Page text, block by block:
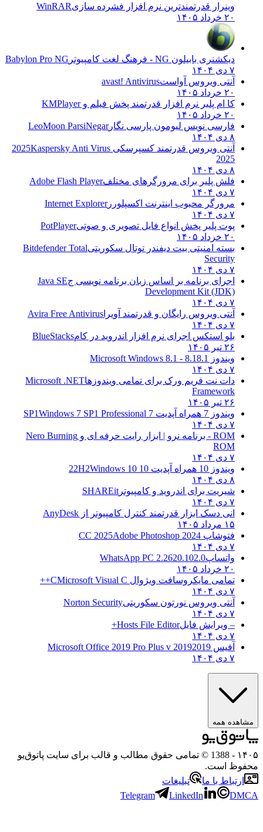
وینرار قدرتمندترین نرم افزار فشرده سازیWinRAR
۲۰ خرداد ۱۴۰۵
دیکشنری بابیلون NG - فرهنگ لغت کامپیوتر
Babylon Pro NG
۷ دی ۱۴۰۴
آنتی ویروس آواستavast! Antivirus
۲۰ خرداد ۱۴۰۵
کا ام پلیر نرم افزار قدرتمند پخش فیلم وKMPlayer
۲۰ خرداد ۱۴۰۵
فارسی نویس لیومون پارسی نگارLeoMoon ParsiNegar
۸ دی ۱۴۰۴
آنتی ویروس قدرتمند کسپرسکی 2025 Kaspersky Anti Virus
2025
۸ دی ۱۴۰۴
فلش پلیر برای مرورگرهای مختلفAdobe Flash Player
۷ دی ۱۴۰۴
مرورگر محبوب اینترنت اکسپلوررInternet Explorer
۷ دی ۱۴۰۴
پوت پلیر پخش انواع فایل تصویری و صوتیPotPlayer
۲۰ خرداد ۱۴۰۵
بسته امنیتی بیت دیفندر توتال سکوریتیBitdefender Total
Security
۷ دی ۱۴۰۴
اجرای برنامه بر اساس زبان برنامه نویسی جJava SE
Development Kit (JDK)
۷ دی ۱۴۰۴
آنتی ویروس رایگان و قدرتمند آویرا Avira Free Antivirus
۷ دی ۱۴۰۴
بلو استکس اجرای نرم افزار اندروید در کامBlueStacks
۲۶ تیر ۱۴۰۵
ویندوز 8.1
8.1 - Microsoft Windows 8.1
۷ دی ۱۴۰۴
دات نت فریم ورک برای تمامی ویندوزهاMicrosoft .NET
Framework
۲۶ تیر ۱۴۰۵
ویندوز 7 همراه آپدیت 7 SP1
Windows 7 SP1 Professional
۷ دی ۱۴۰۴
ROM - برنامه نرو | ابزار رایت حرفه ای و
Nero Burning
ROM
۷ دی ۱۴۰۴
ویندوز 10 همراه آپدیت 10 22H2
Windows 10
۸ دی ۱۴۰۴
شیریت برای اندروید و کامپیوتر SHAREit
۷ دی ۱۴۰۴
انی دسک ابزار قدرتمند کنترل کامپیوتر از AnyDesk
۱۵ مرداد ۱۴۰۵
فتوشاپ CC 2025 Adobe Photoshop 2024
۷ دی ۱۴۰۴
واتساپWhatsApp PC 2.2620.102.0
۲۰ خرداد ۱۴۰۵
تمامی مایکروسافت ویژوال C Microsoft Visual C++
۷ دی ۱۴۰۴
آنتی ویروس نورتون سکوریتیNorton Security
۷ دی ۱۴۰۴
– ویرایش فایلHosts File Editor+
۷ دی ۱۴۰۴
آفیس 2019 2019 Microsoft Office 2019 Pro Plus v
۷ دی ۱۴۰۴
مشاهده همه
۱۴۰۵
- 1388 © تمامی حقوق مطالب و قالب برای سایت پاتوق‌یو
محفوظ است.
ارتباط با ما
تبلیغات
Telegram
LinkedIn DMCA